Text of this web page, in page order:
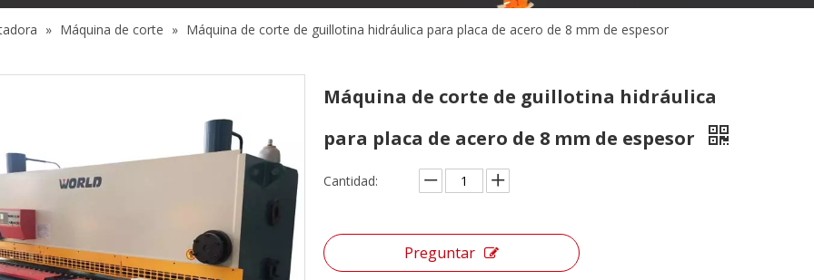
» Máquina de corte » Máquina de corte de guillotina hidráulica para placa de acero de 8 mm de espesor
Máquina de corte de guillotina hidráulica
para placa de acero de 8 mm de espesor
Cantidad:
Preguntar